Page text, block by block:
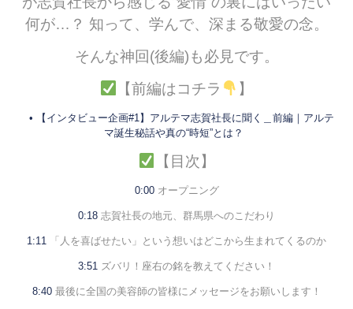
何が…？ 知って、学んで、深まる敬愛の念。
そんな神回(後編)も必見です。
【前編はコチラ
】
• 【インタビュー企画#1】アルテマ志賀社長に聞く＿前編｜アルテ
マ誕生秘話や真の“時短”とは？
【目次】
0:00オープニング
0:18 志賀社長の地元、群馬県へのこだわり
1:11 「人を喜ばせたい」という想いはどこから生まれてくるのか
3:51 ズバリ！座右の銘を教えてください！
8:40最後に全国の美容師の皆様にメッセージをお願いします！